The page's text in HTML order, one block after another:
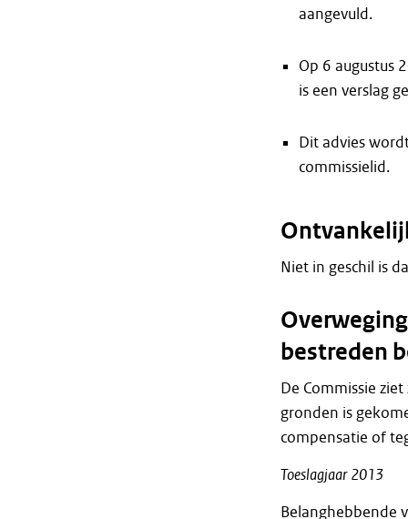
aangevuld.
Op 6 augustus
is een verslag
Dit advies
commissielid.
Niet in geschil is
bestreden
De Commissie
gronden is
compensatie of
Toeslagjaar 2013
Belanghebbende